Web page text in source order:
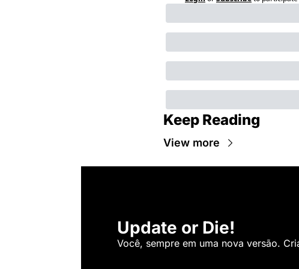
Keep Reading
View more
Update or Die!
Você, sempre em uma nova versão.